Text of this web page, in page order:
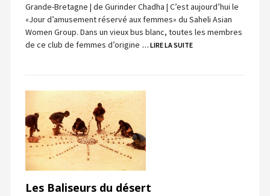
Grande-Bretagne | de Gurinder Chadha | C’est aujourd’hui le
«Jour d’amusement réservé aux femmes» du Saheli Asian
Women Group. Dans un vieux bus blanc, toutes les membres
de ce club de femmes d’origine … LIRE LA SUITE
Les Baliseurs du désert